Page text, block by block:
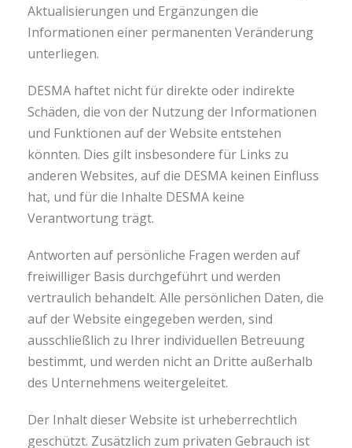
Aktualisierungen und Ergänzungen die
Informationen einer permanenten Veränderung
unterliegen.
DESMA haftet nicht für direkte oder indirekte
Schäden, die von der Nutzung der Informationen
und Funktionen auf der Website entstehen
könnten. Dies gilt insbesondere für Links zu
anderen Websites, auf die DESMA keinen Einfluss
hat, und für die Inhalte DESMA keine
Verantwortung trägt.
Antworten auf persönliche Fragen werden auf
freiwilliger Basis durchgeführt und werden
vertraulich behandelt. Alle persönlichen Daten, die
auf der Website eingegeben werden, sind
ausschließlich zu Ihrer individuellen Betreuung
bestimmt, und werden nicht an Dritte außerhalb
des Unternehmens weitergeleitet.
Der Inhalt dieser Website ist urheberrechtlich
geschützt. Zusätzlich zum privaten Gebrauch ist